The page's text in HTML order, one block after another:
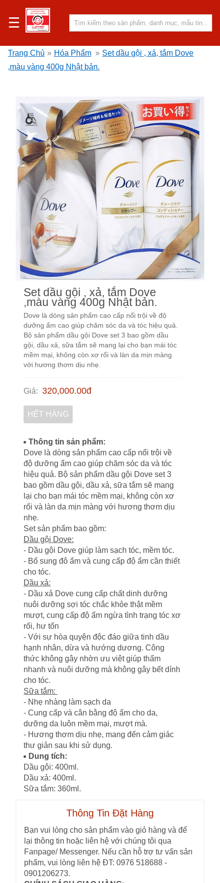
☰
Trang Chủ » Hóa Phẩm » Set dầu gội , xả, tắm Dove
,màu vàng 400g Nhật bản.
Set dầu gội , xả, tắm Dove
,màu vàng 400g Nhật bản.
Dove là dòng sản phẩm cao cấp nổi trội về độ
dưỡng ẩm cao giúp chăm sóc da và tóc hiệu quả.
Bộ sản phẩm dầu gội Dove set 3 bao gồm dầu
gội, dầu xả, sữa tắm sẽ mang lại cho bạn mái tóc
mềm mại, không còn xơ rối và làn da mịn màng
với hương thơm dịu nhẹ.
Giá: 320,000.00đ
HẾT HÀNG
Thông tin sản phẩm:
Dove là dòng sản phẩm cao cấp nổi trội về
độ dưỡng ẩm cao giúp chăm sóc da và tóc
hiệu quả. Bộ sản phẩm dầu gội Dove set 3
bao gồm dầu gội, dầu xả, sữa tắm sẽ mang
lại cho bạn mái tóc mềm mại, không còn xơ
rối và làn da mịn màng với hương thơm dịu
nhẹ.
Set sản phẩm bao gồm:
Dầu gội Dove:
- Dầu gội Dove giúp làm sạch tóc, mềm tóc.
- Bổ sung đô ẩm và cung cấp độ ẩm cần thiết
cho tóc.
Dầu xả:
- Dầu xả Dove cung cấp chất dinh dưỡng
nuôi dưỡng sợi tóc chắc khỏe thật mềm
mượt, cung cấp độ ẩm ngừa tình trạng tóc xơ
rối, hư tổn
- Với sự hòa quyện độc đáo giữa tinh dầu
hạnh nhân, dừa và hướng dương. Công
thức không gây nhờn ưu việt giúp thấm
nhanh và nuôi dưỡng mà không gây bết dính
cho tóc.
Sữa tắm:
- Nhẹ nhàng làm sạch da
- Cung cấp và cân bằng độ ẩm cho da,
dưỡng da luôn mềm mại, mượt mà.
- Hương thơm dịu nhẹ, mang đến cảm giác
thư giản sau khi sử dụng.
Dung tích:
Dầu gội: 400ml.
Dầu xả: 400ml.
Sữa tắm: 360ml.
Thông Tin Đặt Hàng
Bạn vui lòng cho sản phẩm vào giỏ hàng và để
lại thông tin hoặc liên hệ với chúng tôi qua
Fanpage/ Messenger. Nếu cần hỗ trợ tư vấn sản
phẩm, vui lòng liên hệ ĐT: 0976 518688 -
0901206273.